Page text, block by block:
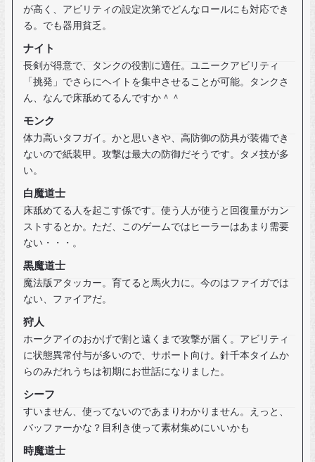
が高く、アビリティの設定次第でどんなロールにも対応でき
る。でも器用貧乏。
ナイト
長剣が得意で、タンクの役割に適任。ユニークアビリティ
「挑発」でさらにヘイトを集中させることが可能。タンクさ
ん、なんで床舐めてるんですか＾＾
モンク
体力高いタフガイ。かと思いきや、高防御の防具が装備でき
ないので紙装甲。攻撃は最大の防御だそうです。タメ技が多
い。
白魔道士
床舐めてる人を起こす係です。使う人が使うと回復量がカン
ストするとか。ただ、このゲームではヒーラーはあまり需要
ない・・・。
黒魔道士
魔法版アタッカー。育てると馬火力に。今のはファイガでは
ない、ファイアだ。
狩人
ホークアイのおかげで割と遠くまで攻撃が届く。アビリティ
に状態異常付与が多いので、サポート向け。針千本タイムか
らのみだれうちは初期にお世話になりました。
シーフ
すいません、使ってないのであまりわかりません。えっと、
バッファーかな？目利き使って素材集めにいいかも
時魔道士